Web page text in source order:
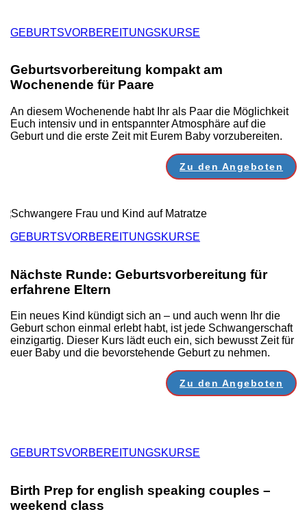
GEBURTSVORBEREITUNGSKURSE
Geburtsvorbereitung kompakt am
Wochenende für Paare
An diesem Wochenende habt Ihr als Paar die Möglichkeit
Euch intensiv und in entspannter Atmosphäre auf die
Geburt und die erste Zeit mit Eurem Baby vorzubereiten.
Zu den Angeboten
GEBURTSVORBEREITUNGSKURSE
Nächste Runde: Geburtsvorbereitung für
erfahrene Eltern
Ein neues Kind kündigt sich an – und auch wenn Ihr die
Geburt schon einmal erlebt habt, ist jede Schwangerschaft
einzigartig. Dieser Kurs lädt euch ein, sich bewusst Zeit für
euer Baby und die bevorstehende Geburt zu nehmen.
Zu den Angeboten
GEBURTSVORBEREITUNGSKURSE
Birth Prep for english speaking couples –
weekend class